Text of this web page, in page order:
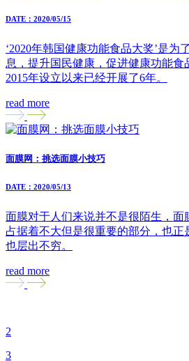
DATE：2020/05/15
‘2020年韩国健康功能食品大奖’是为
息，提升国民健康，促进健康功能食
2015年设立以来已经开展了6年。
read more
面膜网：挑选面膜小技巧
DATE：2020/05/13
面膜对于人们来说并不是很陌生，面
占据着不大但是很重要的部分，也正
也层出不穷。
read more
2
3